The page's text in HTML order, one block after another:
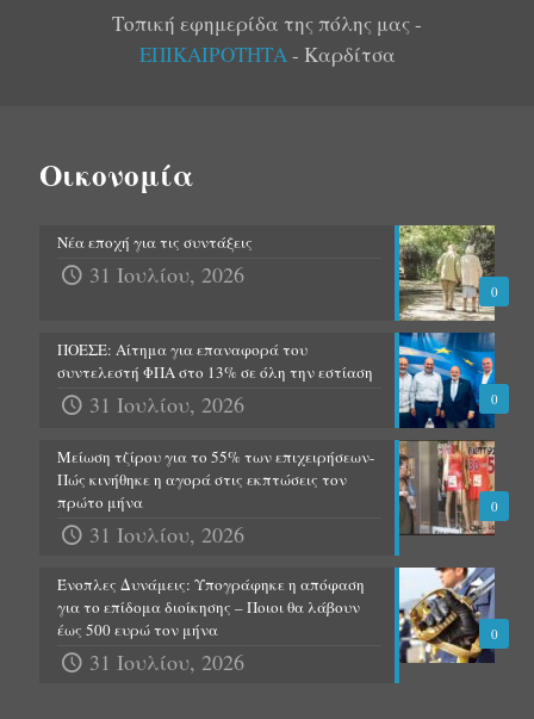
Τοπική εφημερίδα της πόλης μας -
ΕΠΙΚΑΙΡΟΤΗΤΑ- Καρδίτσα
Οικονομία
0
Νέα εποχή για τις συντάξεις
31 Ιουλίου, 2026
0
ΠΟΕΣΕ: Αίτημα για επαναφορά του
συντελεστή ΦΠΑ στο 13% σε όλη την εστίαση
31 Ιουλίου, 2026
0
Μείωση τζίρου για το 55% των επιχειρήσεων-
Πώς κινήθηκε η αγορά στις εκπτώσεις τον
πρώτο μήνα
31 Ιουλίου, 2026
0
Ένοπλες Δυνάμεις: Υπογράφηκε η απόφαση
για το επίδομα διοίκησης – Ποιοι θα λάβουν
έως 500 ευρώ τον μήνα
31 Ιουλίου, 2026